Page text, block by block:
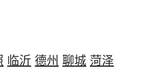
临沂 德州 聊城 菏泽